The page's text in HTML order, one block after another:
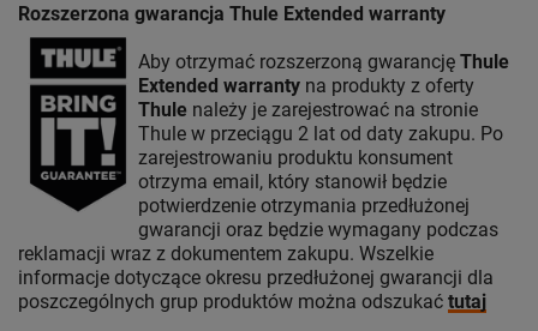
Rozszerzona gwarancja Thule Extended warranty
Aby otrzymać rozszerzoną gwarancję Thule
Extended warranty na produkty z oferty
Thule należy je zarejestrować na stronie
Thule w przeciągu 2 lat od daty zakupu. Po
zarejestrowaniu produktu konsument
otrzyma email, który stanowił będzie
potwierdzenie otrzymania przedłużonej
gwarancji oraz będzie wymagany podczas
reklamacji wraz z dokumentem zakupu. Wszelkie
informacje dotyczące okresu przedłużonej gwarancji dla
poszczególnych grup produktów można odszukać tutaj